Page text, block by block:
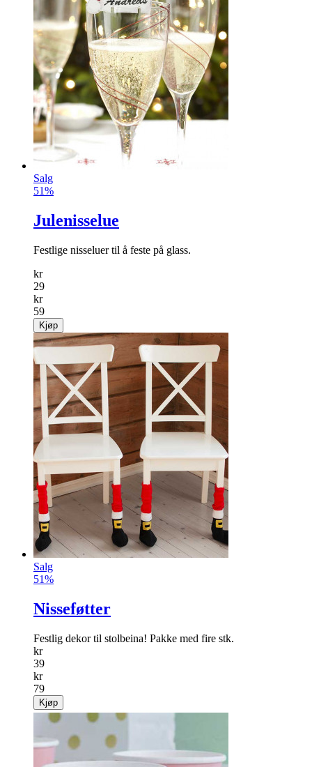
Salg
51%
Julenisselue
Festlige nisseluer til å feste på glass.
kr
29
kr
59
Kjøp
Salg
51%
Nisseføtter
Festlig dekor til stolbeina! Pakke med fire stk.
kr
39
kr
79
Kjøp